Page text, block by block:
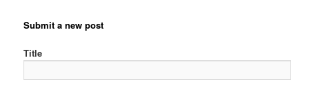
Submit a new post
Title